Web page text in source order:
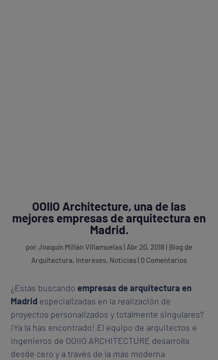
OOIIO Architecture, una de las
mejores empresas de arquitectura en
Madrid.
por Joaquín Millán Villamuelas Abr 20, 2018
Blog de
Arquitectura, Intereses, Noticias 0 Comentarios
¿Estás buscandoempresas de arquitectura en
Madrid especializadas en la realización de
proyectos personalizados y totalmente singulares?
¡Ya la has encontrado! El equipo de arquitectos e
ingenieros de OOIIO ARCHITECTURE desarrolla
desde cero y a través de la más moderna